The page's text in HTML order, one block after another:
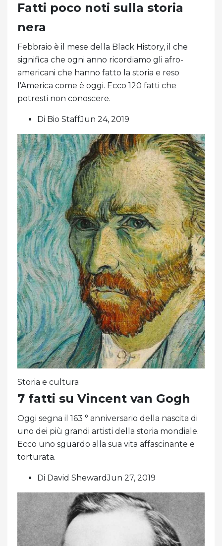
Fatti poco noti sulla storia
nera
Febbraio è il mese della Black History, il che
significa che ogni anno ricordiamo gli afro-
americani che hanno fatto la storia e reso
l'America come è oggi. Ecco 120 fatti che
potresti non conoscere.
Di Bio StaffJun 24, 2019
Storia e cultura
7 fatti su Vincent van Gogh
Oggi segna il 163 ° anniversario della nascita di
uno dei più grandi artisti della storia mondiale.
Ecco uno sguardo alla sua vita affascinante e
torturata.
Di David ShewardJun 27, 2019